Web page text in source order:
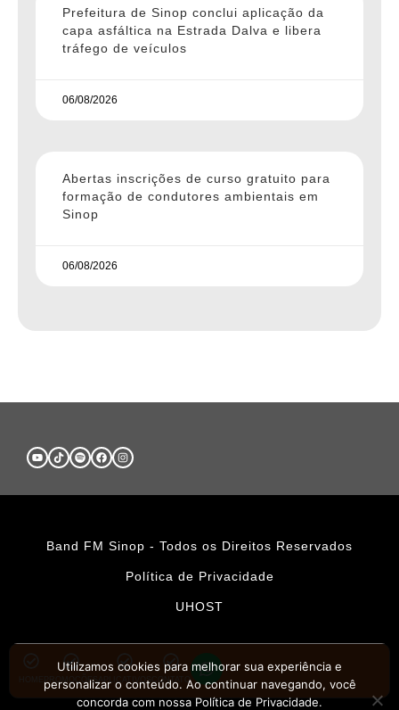
Prefeitura de Sinop conclui aplicação da
capa asfáltica na Estrada Dalva e libera
tráfego de veículos
06/08/2026
Abertas inscrições de curso gratuito para
formação de condutores ambientais em
Sinop
06/08/2026
Band FM Sinop - Todos os Direitos Reservados
Política de Privacidade
UHOST
PROMOÇÕESAPLICATIVOS CONTATO
Utilizamos cookies para melhorar sua experiência e
personalizar o conteúdo. Ao continuar navegando, você
concorda com nossa Política de Privacidade.